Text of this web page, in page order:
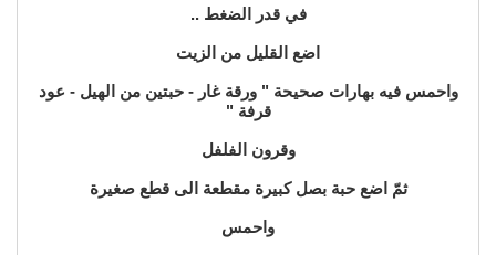
في قدر الضغط ..
اضع القليل من الزيت
واحمس فيه بهارات صحيحة " ورقة غار - حبتين من الهيل - عود
قرفة "
وقرون الفلفل
ثمّ اضع حبة بصل كبيرة مقطعة الى قطع صغيرة
واحمس